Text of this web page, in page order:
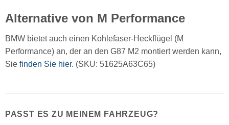
Alternative von M Performance
BMW bietet auch einen Kohlefaser-Heckflügel (M
Performance) an, der an den G87 M2 montiert werden kann,
Sie finden Sie hier. (SKU: 51625A63C65)
PASST ES ZU MEINEM FAHRZEUG?